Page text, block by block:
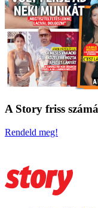
A Story friss
Rendeld meg!